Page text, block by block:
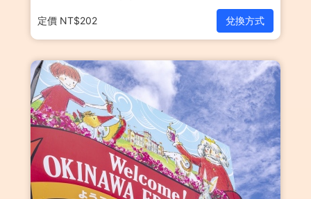
定價 NT$202 兌換方式